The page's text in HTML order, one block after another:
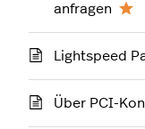
anfragen
Lightspeed
Über PCI-